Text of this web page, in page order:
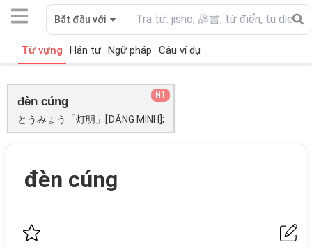
Bắt đầu với
Từ vựng Hán tự Ngữ pháp Câu ví dụ
đèn cúng
とうみょう「灯明」[ĐĂNG MINH];
N1
đèn cúng